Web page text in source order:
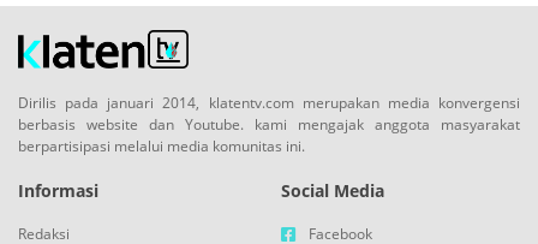
Dirilis pada januari 2014, klatentv.com merupakan media konvergensi
berbasis website dan Youtube. kami mengajak anggota masyarakat
berpartisipasi melalui media komunitas ini.
Informasi
Redaksi
Social Media
Facebook